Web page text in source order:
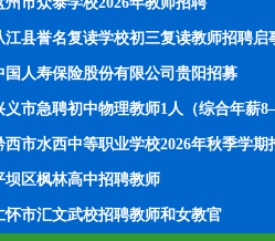
江县誉名复读学校初三复读教师招聘启
国人寿保险股份有限公司贵阳招募
义市急聘初中物理教师1人（综合年薪
西市水西中等职业学校2026年秋季学期
坝区枫林高中招聘教师
怀市汇文武校招聘教师和女教官